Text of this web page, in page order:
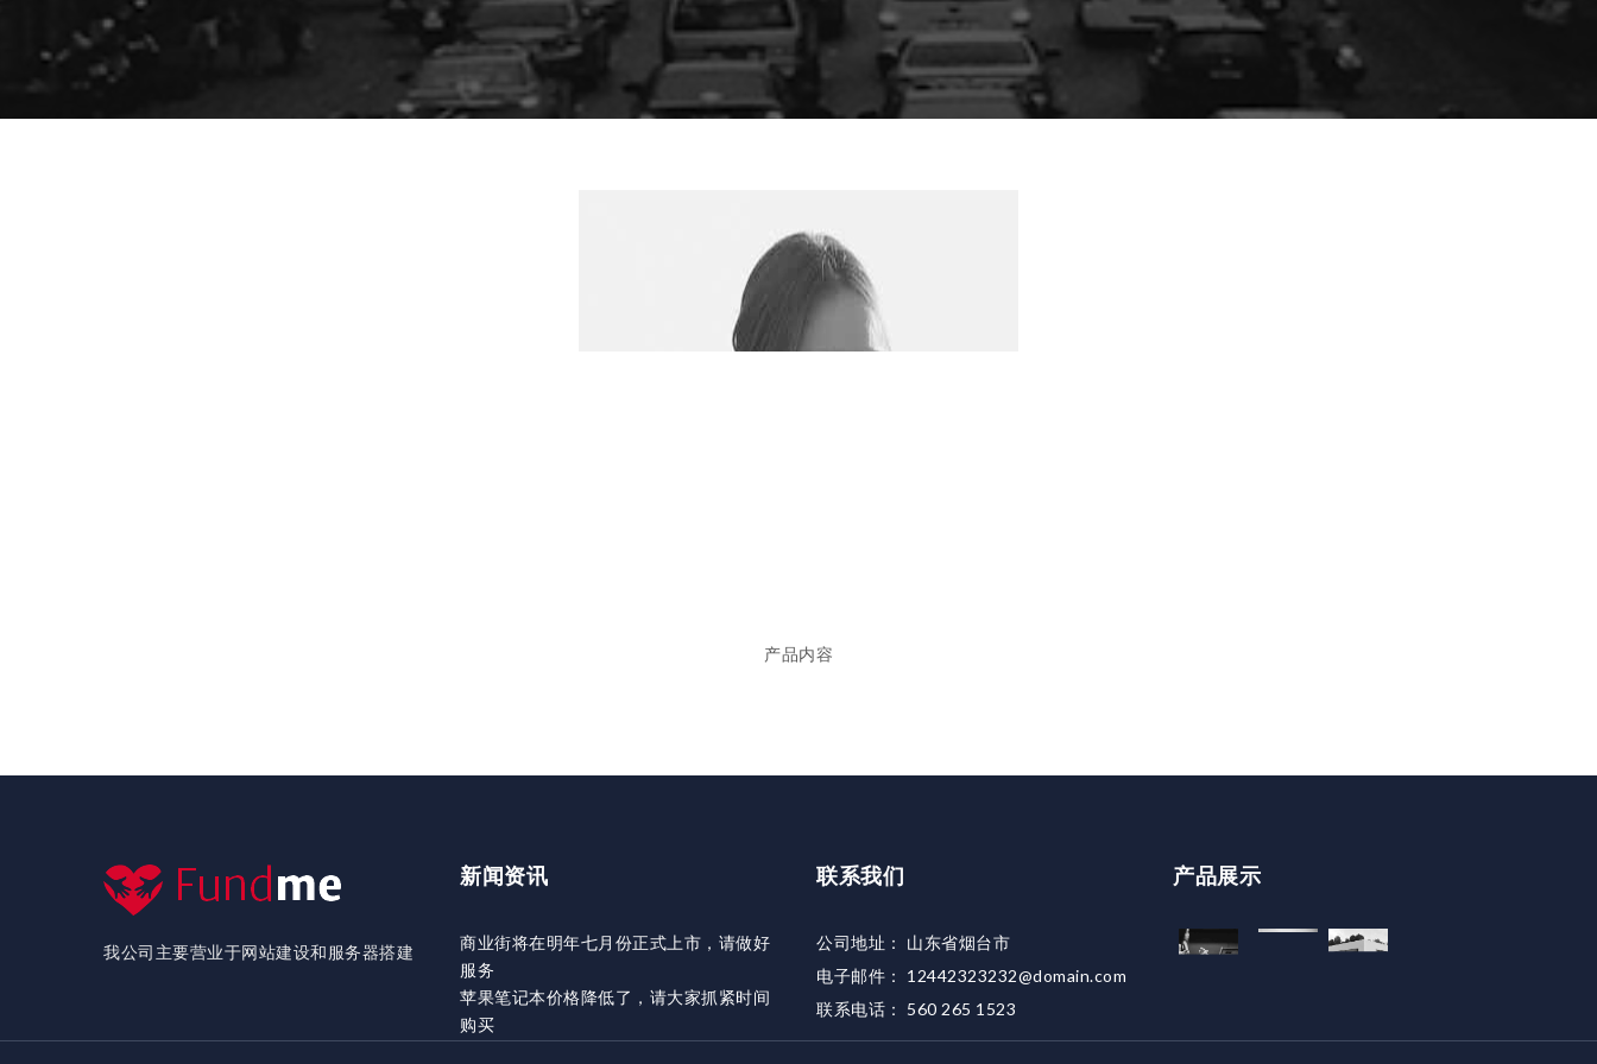
产品内容
我公司主要营业于网站建设和服务器搭建
新闻资讯
商业街将在明年七月份正式上市，请做好
服务
苹果笔记本价格降低了，请大家抓紧时间
购买
联系我们
公司地址： 山东省烟台市
电子邮件：
12442323232@domain.com
联系电话：
560 265 1523
产品展示